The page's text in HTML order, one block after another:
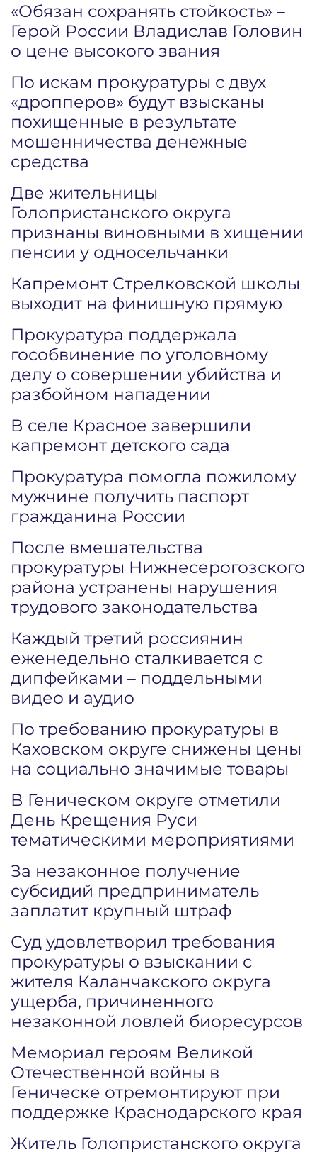
«Обязан сохранять стойкость» –
Герой России Владислав Головин
о цене высокого звания
По искам прокуратуры с двух
«дропперов» будут взысканы
похищенные в результате
мошенничества денежные
средства
Две жительницы
Голопристанского округа
признаны виновными в хищении
пенсии у односельчанки
Капремонт Стрелковской школы
выходит на финишную прямую
Прокуратура поддержала
гособвинение по уголовному
делу о совершении убийства и
разбойном нападении
В селе Красное завершили
капремонт детского сада
Прокуратура помогла пожилому
мужчине получить паспорт
гражданина России
После вмешательства
прокуратуры Нижнесерогозского
района устранены нарушения
трудового законодательства
Каждый третий россиянин
еженедельно сталкивается с
дипфейками – поддельными
видео и аудио
По требованию прокуратуры в
Каховском округе снижены цены
на социально значимые товары
В Геническом округе отметили
День Крещения Руси
тематическими мероприятиями
За незаконное получение
субсидий предприниматель
заплатит крупный штраф
Суд удовлетворил требования
прокуратуры о взыскании с
жителя Каланчакского округа
ущерба, причиненного
незаконной ловлей биоресурсов
Мемориал героям Великой
Отечественной войны в
Геническе отремонтируют при
поддержке Краснодарского края
Житель Голопристанского округа